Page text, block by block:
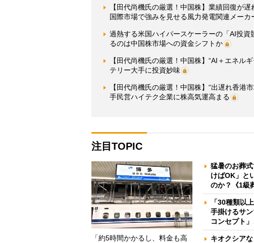
【田代尚機氏の厳選！中国株】業績回復が
国際市場で強みを見せる風力発電関連メーカ
過熱する米国ハイパースケーラーの「AI投
るのは中国株市場への資金シフトか
【田代尚機氏の厳選！中国株】“AI＋エネ
テリー大手に投資妙味
【田代尚機氏の厳選！中国株】“出遅れ香
手民営ハイテク企業に株高気運高まる
注目TOPIC
「約5時間かかるし、料金も高
猛暑のお葬
けばOK」と
のか？《1級
「30種類以
手掛けるサ
コンセプト
キオクシア